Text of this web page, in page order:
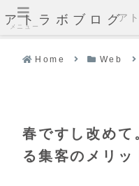
アトラボブログ
Home Web
春ですし改めて
る集客のメリッ
メニュー
ア